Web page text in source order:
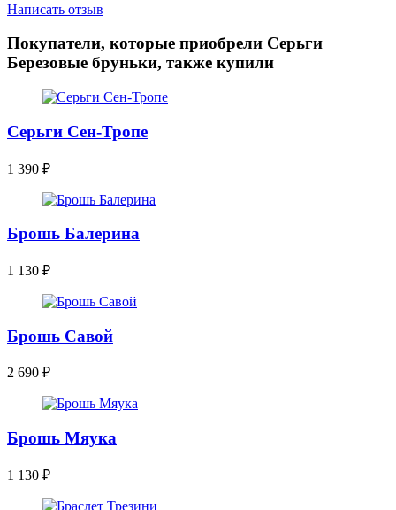
Написать отзыв
Покупатели, которые приобрели Серьги
Березовые бруньки, также купили
Серьги Сен-Тропе
1 390 ₽
Брошь Балерина
1 130 ₽
Брошь Савой
2 690 ₽
Брошь Мяука
1 130 ₽